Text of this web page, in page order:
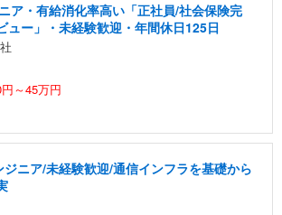
ア・有給消化率高い「正社員/社会保険完
ュー」・未経験歓迎・年間休日125日
～45万円
ニア/未経験歓迎/通信インフラを基礎から